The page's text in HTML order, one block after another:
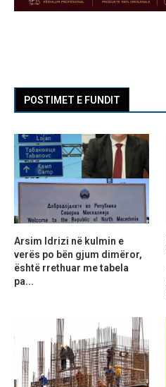
POSTIMET E FUNDIT
Arsim Idrizi në kulmin e
verës po bën gjum dimëror,
është rrethuar me tabela
pa...